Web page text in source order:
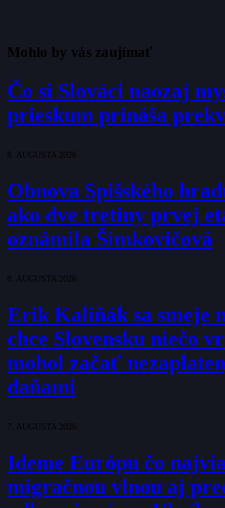
Mohlo by vás zaujímať
Čo si Slováci naozaj
prieskum prináša
8. AUGUSTA 2026
Obnova Spišského
ako dve tretiny prvej
oznámila Šimkovičová
8. AUGUSTA 2026
Erik Kaliňák sa smeje
chce Slovensku niečo
mohol začať
daňami
7. AUGUSTA 2026
Ideme Európu čo
migračnou vlnou aj